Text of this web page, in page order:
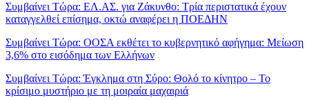
Συμβαίνει Τώρα: ΕΛ.ΑΣ. για Ζάκυνθο: Τρία περιστατικά έχουν
καταγγελθεί επίσημα, οκτώ αναφέρει η ΠΟΕΔΗΝ
Συμβαίνει Τώρα: ΟΟΣΑ εκθέτει το κυβερνητικό αφήγημα: Μείωση
3,6% στο εισόδημα των Ελλήνων
Συμβαίνει Τώρα: Έγκλημα στη Σύρο: Θολό το κίνητρο – Το
κρίσιμο μυστήριο με τη μοιραία μαχαιριά